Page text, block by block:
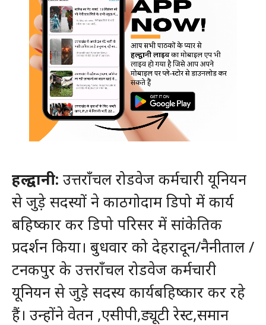
हल्द्वानी: उत्तराँचल रोडवेज कर्मचारी यूनियन
से जुड़े सदस्यों ने काठगोदाम डिपो में कार्य
बहिष्कार कर डिपो परिसर में सांकेतिक
प्रदर्शन किया। बुधवार को देहरादून/नैनीताल /
टनकपुर के उत्तराँचल रोडवेज कर्मचारी
यूनियन से जुड़े सदस्य कार्यबहिष्कार कर रहे
हैं। उन्होंने वेतन ,एसीपी,ड्यूटी रेस्ट,समान